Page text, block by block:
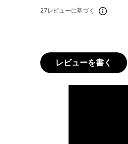
27レビューに基づく
レビューを書く